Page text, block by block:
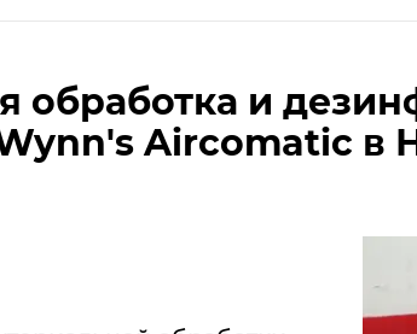
обработка и
Aircomatic в